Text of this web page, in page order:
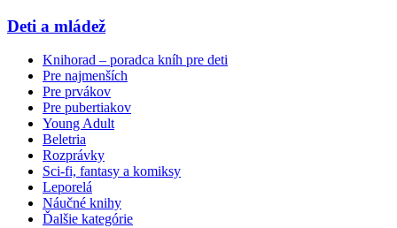
Deti a mládež
Knihorad – poradca kníh pre deti
Pre najmenších
Pre prvákov
Pre pubertiakov
Young Adult
Beletria
Rozprávky
Sci-fi, fantasy a komiksy
Leporelá
Náučné knihy
Ďalšie kategórie